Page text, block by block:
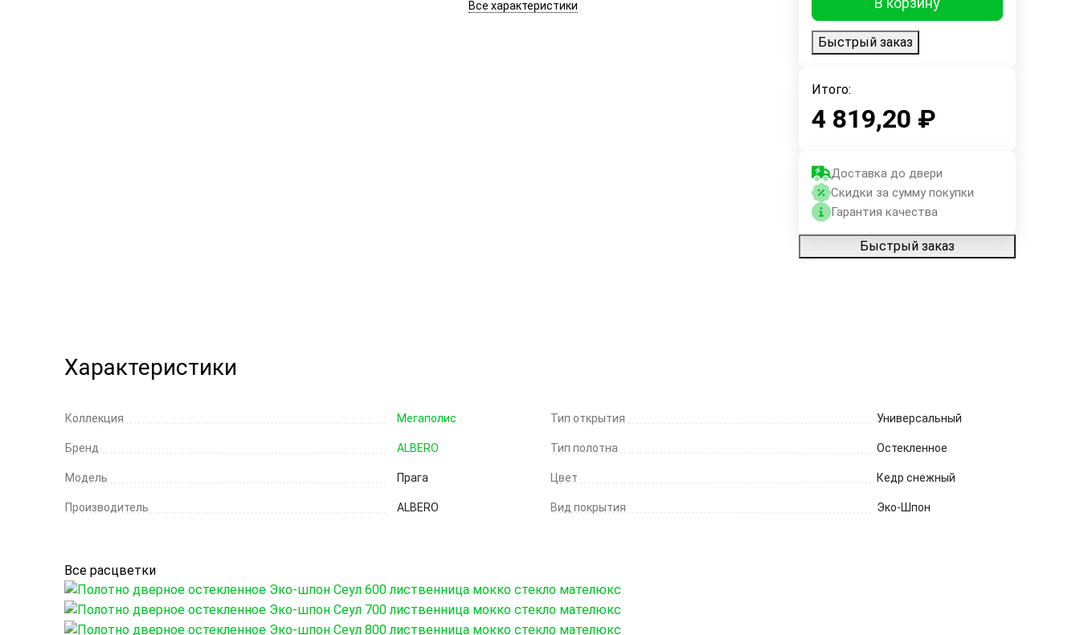
Все характеристики
Быстрый заказ
Итого:
4 819,20 ₽
Доставка до двери
Скидки за сумму покупки
Гарантия качества
Быстрый заказ
Характеристики
Коллекция Мегаполис
Бренд ALBERO
Модель Прага
Производитель ALBERO
Тип открытия Универсальный
Тип полотна Остекленное
Цвет Кедр снежный
Вид покрытия Эко-Шпон
Все расцветки